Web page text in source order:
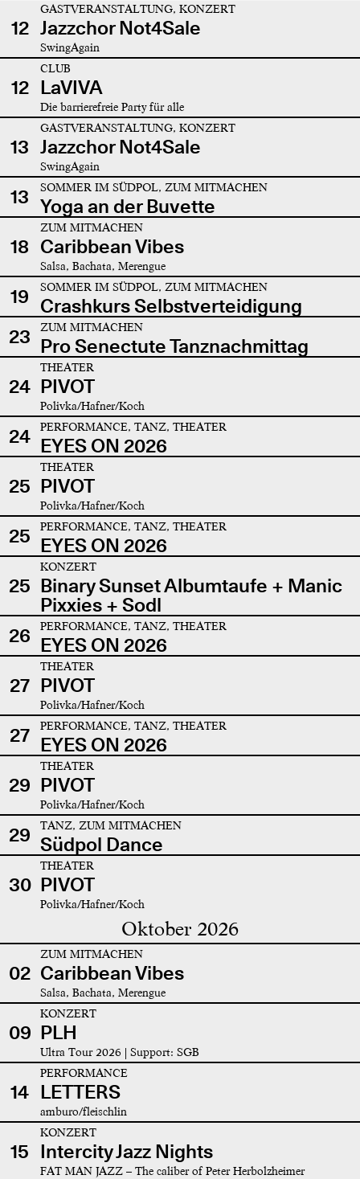
12
GASTVERANSTALTUNG, KONZERT
Jazzchor Not4Sale
SwingAgain
12
CLUB
LaVIVA
Die barrierefreie Party für alle
13
GASTVERANSTALTUNG, KONZERT
Jazzchor Not4Sale
SwingAgain
13 SOMMER IM SÜDPOL, ZUM MITMACHEN
Yoga an der Buvette
18
ZUM MITMACHEN
Caribbean Vibes
Salsa, Bachata, Merengue
19 SOMMER IM SÜDPOL, ZUM MITMACHEN
Crashkurs Selbstverteidigung
23
ZUM MITMACHEN
Pro Senectute Tanznachmittag
24
THEATER
PIVOT
Polivka/Hafner/Koch
24 PERFORMANCE, TANZ, THEATER
EYES ON 2026
25
THEATER
PIVOT
Polivka/Hafner/Koch
25 PERFORMANCE, TANZ, THEATER
EYES ON 2026
25
KONZERT
Binary Sunset Albumtaufe + Manic
Pixxies + Sodl
26
PERFORMANCE, TANZ, THEATER
EYES ON 2026
27
THEATER
PIVOT
Polivka/Hafner/Koch
27 PERFORMANCE, TANZ, THEATER
EYES ON 2026
29
THEATER
PIVOT
Polivka/Hafner/Koch
29 TANZ, ZUM MITMACHEN
Südpol Dance
30
THEATER
PIVOT
Polivka/Hafner/Koch
Oktober 2026
02
ZUM MITMACHEN
Caribbean Vibes
Salsa, Bachata, Merengue
09
KONZERT
PLH
Ultra Tour 2026 | Support: SGB
14
PERFORMANCE
LETTERS
amburo/fleischlin
15
KONZERT
Intercity Jazz Nights
FAT MAN JAZZ – The caliber of Peter Herbolzheimer